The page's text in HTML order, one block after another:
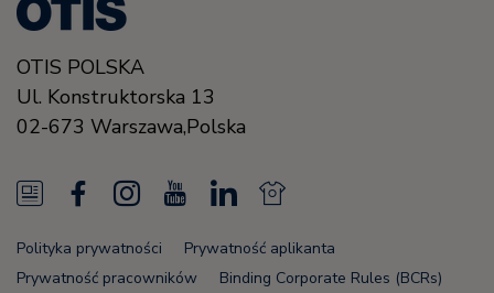
OTIS POLSKA
Ul. Konstruktorska 13
02-673 Warszawa,Polska
N
e
w
c
I
n
s
o
u
L
n
N
e
w
Polityka prywatności
Prywatność aplikanta
Prywatność pracowników
Binding Corporate Rules (BCRs)